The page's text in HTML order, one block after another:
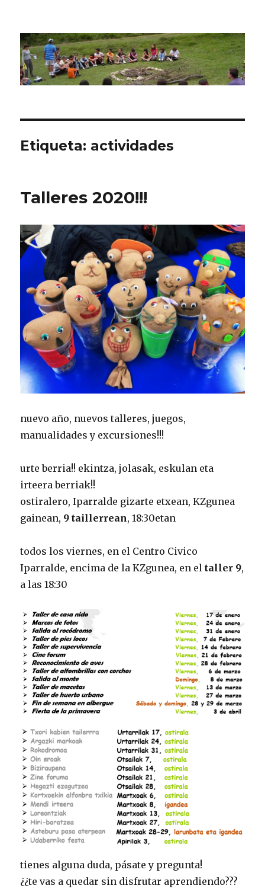
CPN Azterlariak
Etiqueta: actividades
Talleres 2020!!!
nuevo año, nuevos talleres, juegos,
manualidades y excursiones!!!
urte berria!! ekintza, jolasak, eskulan eta
irteera berriak!!
ostiralero, Iparralde gizarte etxean, KZgunea
gainean, 9 taillerrean, 18:30etan
todos los viernes, en el Centro Civico
Iparralde, encima de la KZgunea, en eltaller 9,
a las 18:30
tienes alguna duda, pásate y pregunta!
¿¿te vas a quedar sin disfrutar aprendiendo???